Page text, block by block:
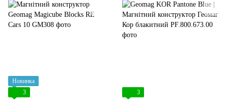
Новинка
3
3